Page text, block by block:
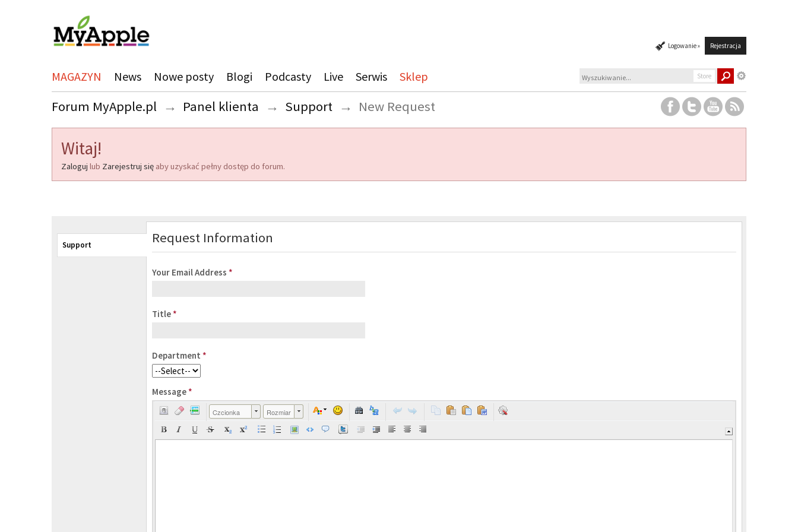
Logowanie » Rejestracja
MAGAZYN News Nowe posty Blogi Podcasty Live Serwis Sklep Store
Forum MyApple.pl → Panel klienta → Support → New Request
Witaj!
Zaloguj lub Zarejestruj się aby uzyskać pełny dostęp do forum.
Support Request Information
Your Email Address *
Title *
Department *
Message *
Czcionka Rozmiar